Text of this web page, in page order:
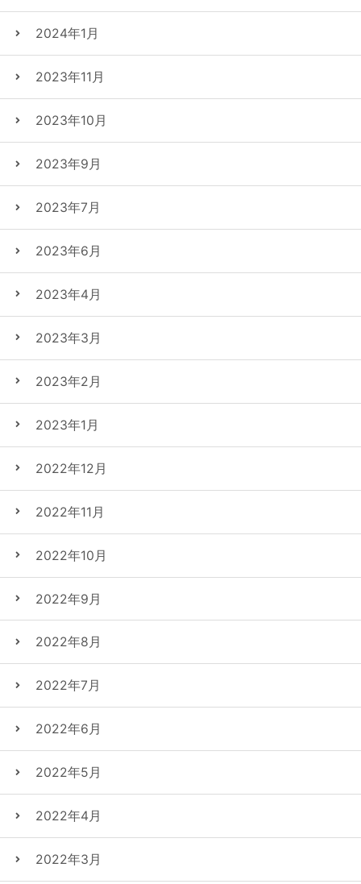
2024年1月
2023年11月
2023年10月
2023年9月
2023年7月
2023年6月
2023年4月
2023年3月
2023年2月
2023年1月
2022年12月
2022年11月
2022年10月
2022年9月
2022年8月
2022年7月
2022年6月
2022年5月
2022年4月
2022年3月